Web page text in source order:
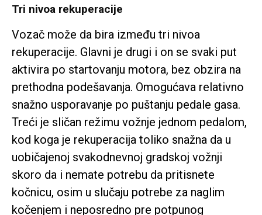
Tri nivoa rekuperacije
Vozač može da bira između tri nivoa
rekuperacije. Glavni je drugi i on se svaki put
aktivira po startovanju motora, bez obzira na
prethodna podešavanja. Omogućava relativno
snažno usporavanje po puštanju pedale gasa.
Treći je sličan režimu vožnje jednom pedalom,
kod koga je rekuperacija toliko snažna da u
uobičajenoj svakodnevnoj gradskoj vožnji
skoro da i nemate potrebu da pritisnete
kočnicu, osim u slučaju potrebe za naglim
kočenjem i neposredno pre potpunog